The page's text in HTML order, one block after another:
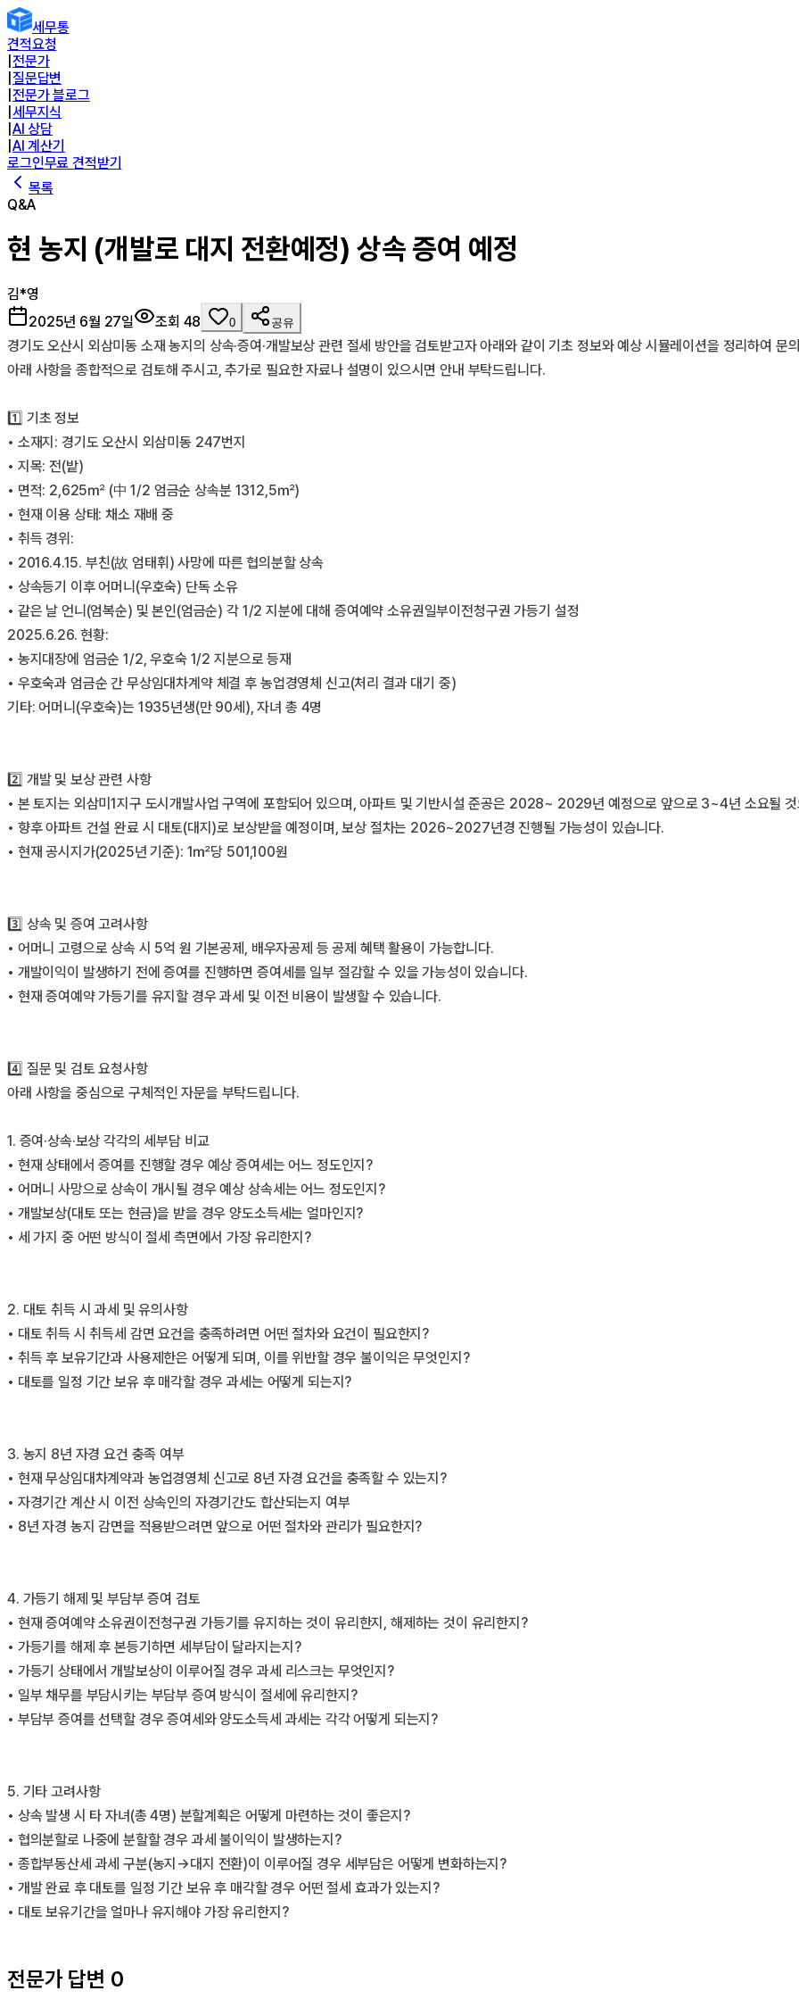
세무통
견적요청
전문가
질문답변
전문가 블로그
세무지식
AI 상담
AI 계산기
로그인무료 견적받기
목록
Q&A
현 농지 (개발로 대지 전환예정) 상속 증여 예정
김*영
2025년 6월 27일
조회 48 0 공유
경기도 오산시 외삼미동 소재 농지의 상속·증여·개발보상 관련 절세 방안을 검토받고자 아래와 같이 기초 정보와 예상 시뮬레이션을 정리하여 문
아래 사항을 종합적으로 검토해 주시고, 추가로 필요한 자료나 설명이 있으시면 안내 부탁드립니다.
1️⃣ 기초 정보
• 소재지: 경기도 오산시 외삼미동 247번지
• 지목: 전(밭)
• 면적: 2,625㎡ (中 1/2 엄금순 상속분 1312,5㎡)
• 현재 이용 상태: 채소 재배 중
• 취득 경위:
• 2016.4.15. 부친(故 엄태휘) 사망에 따른 협의분할 상속
• 상속등기 이후 어머니(우호숙) 단독 소유
• 같은 날 언니(엄복순) 및 본인(엄금순) 각 1/2 지분에 대해 증여예약 소유권일부이전청구권 가등기 설정
2025.6.26. 현황:
• 농지대장에 엄금순 1/2, 우호숙 1/2 지분으로 등재
• 우호숙과 엄금순 간 무상임대차계약 체결 후 농업경영체 신고(처리 결과 대기 중)
기타: 어머니(우호숙)는 1935년생(만 90세), 자녀 총 4명
2️⃣ 개발 및 보상 관련 사항
• 본 토지는 외삼미1지구 도시개발사업 구역에 포함되어 있으며, 아파트 및 기반시설 준공은 2028~ 2029년 예정으로 앞으로 3~4년 소요될
• 향후 아파트 건설 완료 시 대토(대지)로 보상받을 예정이며, 보상 절차는 2026~2027년경 진행될 가능성이 있습니다.
• 현재 공시지가(2025년 기준): 1㎡당 501,100원
3️⃣ 상속 및 증여 고려사항
• 어머니 고령으로 상속 시 5억 원 기본공제, 배우자공제 등 공제 혜택 활용이 가능합니다.
• 개발이익이 발생하기 전에 증여를 진행하면 증여세를 일부 절감할 수 있을 가능성이 있습니다.
• 현재 증여예약 가등기를 유지할 경우 과세 및 이전 비용이 발생할 수 있습니다.
4️⃣ 질문 및 검토 요청사항
아래 사항을 중심으로 구체적인 자문을 부탁드립니다.
1. 증여·상속·보상 각각의 세부담 비교
• 현재 상태에서 증여를 진행할 경우 예상 증여세는 어느 정도인지?
• 어머니 사망으로 상속이 개시될 경우 예상 상속세는 어느 정도인지?
• 개발보상(대토 또는 현금)을 받을 경우 양도소득세는 얼마인지?
• 세 가지 중 어떤 방식이 절세 측면에서 가장 유리한지?
2. 대토 취득 시 과세 및 유의사항
• 대토 취득 시 취득세 감면 요건을 충족하려면 어떤 절차와 요건이 필요한지?
• 취득 후 보유기간과 사용제한은 어떻게 되며, 이를 위반할 경우 불이익은 무엇인지?
• 대토를 일정 기간 보유 후 매각할 경우 과세는 어떻게 되는지?
3. 농지 8년 자경 요건 충족 여부
• 현재 무상임대차계약과 농업경영체 신고로 8년 자경 요건을 충족할 수 있는지?
• 자경기간 계산 시 이전 상속인의 자경기간도 합산되는지 여부
• 8년 자경 농지 감면을 적용받으려면 앞으로 어떤 절차와 관리가 필요한지?
4. 가등기 해제 및 부담부 증여 검토
• 현재 증여예약 소유권이전청구권 가등기를 유지하는 것이 유리한지, 해제하는 것이 유리한지?
• 가등기를 해제 후 본등기하면 세부담이 달라지는지?
• 가등기 상태에서 개발보상이 이루어질 경우 과세 리스크는 무엇인지?
• 일부 채무를 부담시키는 부담부 증여 방식이 절세에 유리한지?
• 부담부 증여를 선택할 경우 증여세와 양도소득세 과세는 각각 어떻게 되는지?
5. 기타 고려사항
• 상속 발생 시 타 자녀(총 4명) 분할계획은 어떻게 마련하는 것이 좋은지?
• 협의분할로 나중에 분할할 경우 과세 불이익이 발생하는지?
• 종합부동산세 과세 구분(농지→대지 전환)이 이루어질 경우 세부담은 어떻게 변화하는지?
• 개발 완료 후 대토를 일정 기간 보유 후 매각할 경우 어떤 절세 효과가 있는지?
• 대토 보유기간을 얼마나 유지해야 가장 유리한지?
전문가 답변 0